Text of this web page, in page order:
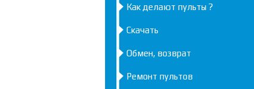
Как делают пульты ?
Скачать
Обмен, возврат
Ремонт пультов